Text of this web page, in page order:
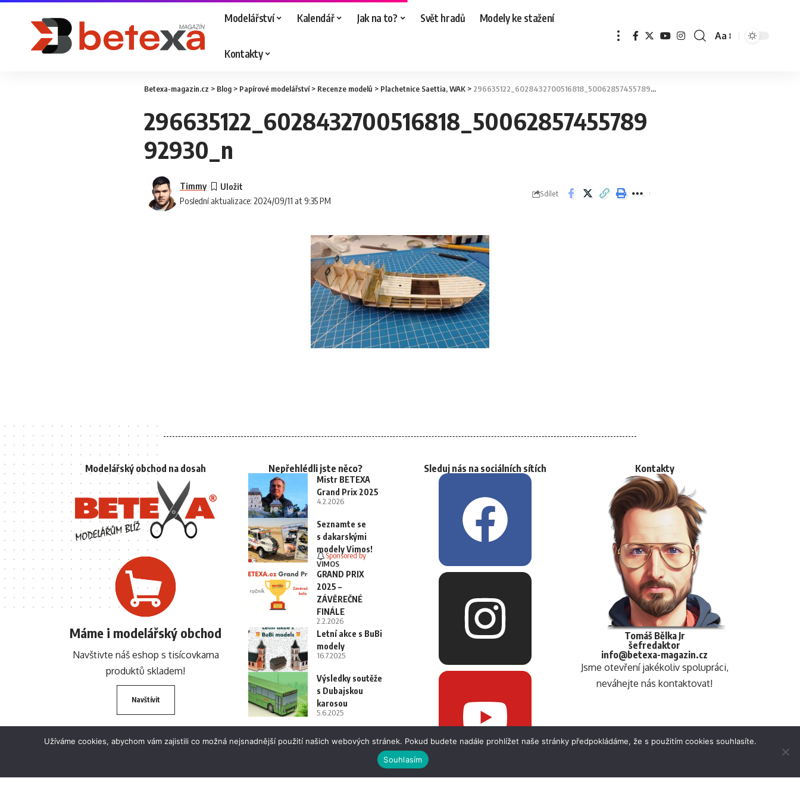
Modelářství Kalendář Jak na to? Svět hradů Modely ke stažení
Kontakty
Aa
Betexa-magazin.cz > Blog > Papírové modelářství> Recenze modelů > Plachetnice Saettia, WAK > 296635122_6028432700516818_5006285745578992930_n
296635122_6028432700516818_50062857455789
92930_n
Poslední aktualizace: 2024/09/11 at 9:35 PM
Timmy
Sdílet
Modelářský obchod na dosah
Máme i modelářský obchod
Navštivte náš eshop s tisícovkama
produktů skladem!
Navštívit
Nepřehlédli jste něco?
Mistr BETEXA
Grand Prix 2025
4.2.2026
Seznamte se
s dakarskými
modely Vimos!
Sponsored by
VIMOS
GRAND PRIX
2025 –
ZÁVĚREČNÉ
FINÁLE
2.2.2026
Letní akce s BuBi
modely
16.7.2025
Výsledky soutěže
s Dubajskou
karosou
5.6.2025
Sleduj nás na sociálních sítích Kontakty
Tomáš Bělka Jr
šefredaktor
info@betexa-magazin.cz
Jsme otevření jakékoliv spolupráci,
neváhejte nás kontaktovat!
Užíváme cookies, abychom vám zajistili co možná nejsnadnější použití našich webových stránek. Pokud budete nadále prohlížet naše stránky předpokládáme, že s použitím cookies souhlasíte.
Souhlasím